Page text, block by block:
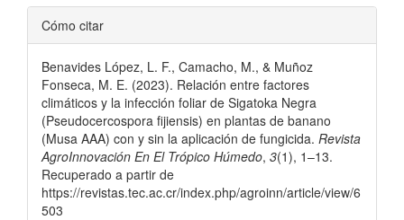
Detalles
del
artículo
Cómo citar
Benavides López, L. F., Camacho, M., & Muñoz
Fonseca, M. E. (2023). Relación entre factores
climáticos y la infección foliar de Sigatoka Negra
(Pseudocercospora fijiensis) en plantas de banano
(Musa AAA) con y sin la aplicación de fungicida. Revista
AgroInnovación En El Trópico Húmedo, 3(1), 1–13.
Recuperado a partir de
https://revistas.tec.ac.cr/index.php/agroinn/article/view/6
503